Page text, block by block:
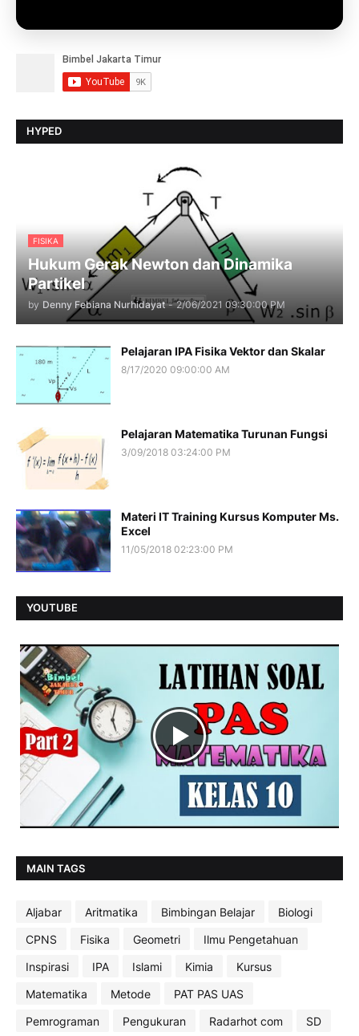
HYPED
FISIKA
Hukum Gerak Newton dan Dinamika
Partikel
by Denny Febiana Nurhidayat - 2/06/2021 09:30:00 PM
Pelajaran IPA Fisika Vektor dan Skalar
8/17/2020 09:00:00 AM
Pelajaran Matematika Turunan Fungsi
3/09/2018 03:24:00 PM
Materi IT Training Kursus Komputer Ms.
Excel
11/05/2018 02:23:00 PM
YOUTUBE
MAIN TAGS
Aljabar Aritmatika Bimbingan Belajar
Biologi
CPNS
Fisika Geometri
Ilmu Pengetahuan
Inspirasi
IPA Islami Kimia
Kursus
Matematika
Metode
PAT PAS UAS
Pemrograman
Pengukuran Radarhot com
SD